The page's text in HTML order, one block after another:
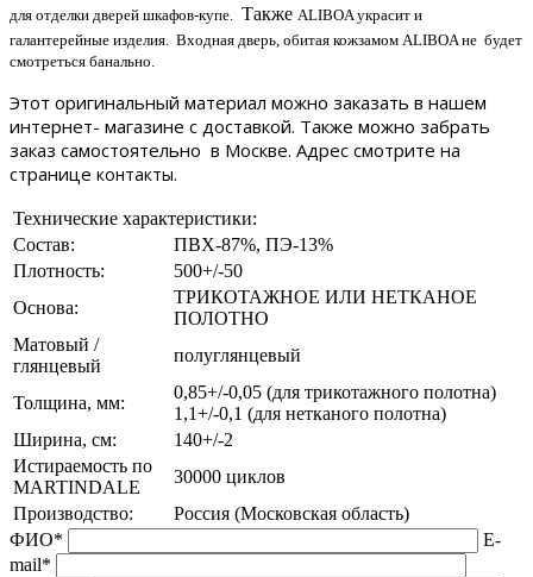
для отделки дверей шкафов-купе. Также ALIBOA украсит и
галантерейные изделия. Входная дверь, обитая кожзамом ALIBOA не будет
смотреться банально.
Этот оригинальный материал можно заказать в нашем
интернет- магазине с доставкой. Также можно забрать
заказ самостоятельно в Москве. Адрес смотрите на
странице контакты.
Технические характеристики:
Состав:
ПВХ-87%, ПЭ-13%
Плотность:
500+/-50
Основа:
ТРИКОТАЖНОЕ ИЛИ НЕТКАНОЕ
ПОЛОТНО
Матовый /
глянцевый
полуглянцевый
Толщина, мм:
0,85+/-0,05 (для трикотажного полотна)
1,1+/-0,1 (для нетканого полотна)
Ширина, см:
140+/-2
Истираемость по
MARTINDALE
30000 циклов
Производство:
Россия (Московская область)
ФИО*
E-
mail*